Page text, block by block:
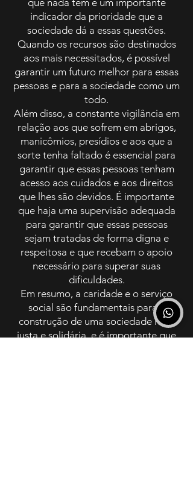
que nada têm é um importante
indicador da prioridade que a
sociedade dá a essas questões.
Quando os recursos são destinados
aos mais necessitados, é possível
garantir um futuro melhor para essas
pessoas e para a sociedade como um
todo.
Além disso, a constante vigilância em
relação aos que sofrem em abrigos,
manicômios, presídios e aos que a
sorte tenha faltado é essencial para
garantir que essas pessoas tenham
acesso aos cuidados e aos direitos
que lhes são devidos. É importante
que haja uma supervisão adequada
para garantir que essas pessoas
sejam tratadas de forma digna e
respeitosa e que recebam o apoio
necessário para superar suas
dificuldades.
Em resumo, a caridade e o serviço
social são fundamentais para a
construção de uma sociedade mais
justa e solidária, e é importante que